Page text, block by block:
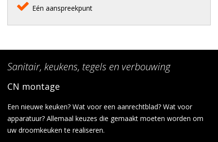
Eén aanspreekpunt
Sanitair, keukens, tegels en verbouwing
CN montage
Een nieuwe keuken? Wat voor een aanrechtblad? Wat voor
apparatuur? Allemaal keuzes die gemaakt moeten worden om
uw droomkeuken te realiseren.